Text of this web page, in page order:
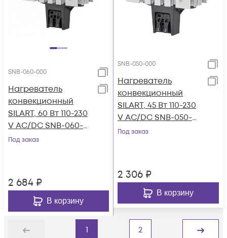
SNB-060-000
Нагреватель
конвекционный
SILART, 60 Вт 110-230
V AC/DC SNB-060-
000
Под заказ
2 684 ₽
В корзину
SNB-050-000
Нагреватель
конвекционный
SILART, 45 Вт 110-230
V AC/DC SNB-050-
000
Под заказ
2 306 ₽
В корзину
Назад
1 2
Дальше